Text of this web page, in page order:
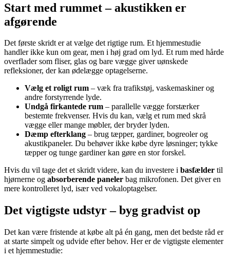
Start med rummet – akustikken er
afgørende
Det første skridt er at vælge det rigtige rum. Et hjemmestudie
handler ikke kun om gear, men i høj grad om lyd. Et rum med hårde
overflader som fliser, glas og bare vægge giver uønskede
refleksioner, der kan ødelægge optagelserne.
Vælg et roligt rum – væk fra trafikstøj, vaskemaskiner og
andre forstyrrende lyde.
Undgå firkantede rum – parallelle vægge forstærker
bestemte frekvenser. Hvis du kan, vælg et rum med skrå
vægge eller mange møbler, der bryder lyden.
Dæmp efterklang – brug tæpper, gardiner, bogreoler og
akustikpaneler. Du behøver ikke købe dyre løsninger; tykke
tæpper og tunge gardiner kan gøre en stor forskel.
Hvis du vil tage det et skridt videre, kan du investere i basfælder til
hjørnerne og absorberende paneler bag mikrofonen. Det giver en
mere kontrolleret lyd, især ved vokaloptagelser.
Det vigtigste udstyr – byg gradvist op
Det kan være fristende at købe alt på én gang, men det bedste råd er
at starte simpelt og udvide efter behov. Her er de vigtigste elementer
i et hjemmestudie: